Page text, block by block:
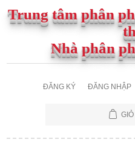
Trung tâm phân
Nhà phân
ĐĂNG KÝ ĐĂNG NHẬP